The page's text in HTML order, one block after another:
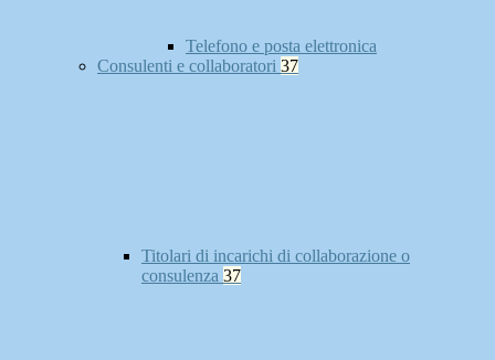
Telefono e posta elettronica
Consulenti e collaboratori 37
Titolari di incarichi di collaborazione o
consulenza 37